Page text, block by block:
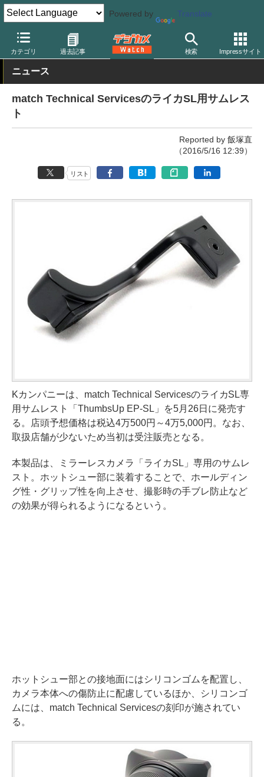
Powered by Translate
カテゴリ 過去記事 検索 Impressサイト
デジカメ Watch その他
ニュース
match Technical ServicesのライカSL用サムレス
ト
Reported by 飯塚直
（2016/5/16 12:39）
リスト
Kカンパニーは、match Technical ServicesのライカSL専
用サムレスト「ThumbsUp EP-SL」を5月26日に発売す
る。店頭予想価格は税込4万500円～4万5,000円。なお、
取扱店舗が少ないため当初は受注販売となる。
本製品は、ミラーレスカメラ「ライカSL」専用のサムレ
スト。ホットシュー部に装着することで、ホールディン
グ性・グリップ性を向上させ、撮影時の手ブレ防止など
の効果が得られるようになるという。
ホットシュー部との接地面にはシリコンゴムを配置し、
カメラ本体への傷防止に配慮しているほか、シリコンゴ
ムには、match Technical Servicesの刻印が施されてい
る。